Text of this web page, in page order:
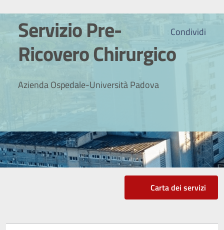
Condividi
Servizio Pre-
Ricovero Chirurgico
Azienda Ospedale-Università Padova
Carta dei servizi